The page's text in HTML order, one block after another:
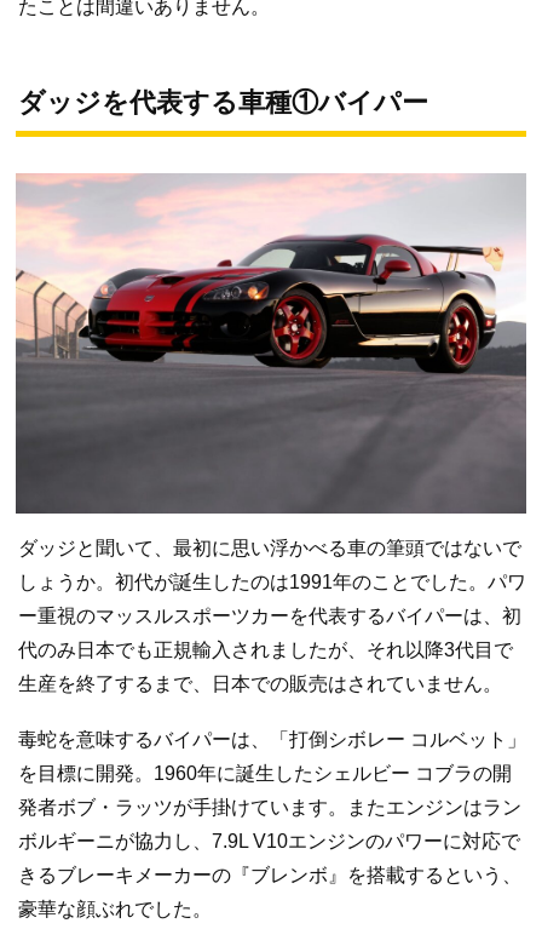
たことは間違いありません。
ダッジを代表する車種①バイパー
ダッジと聞いて、最初に思い浮かべる車の筆頭ではないで
しょうか。初代が誕生したのは1991年のことでした。パワ
ー重視のマッスルスポーツカーを代表するバイパーは、初
代のみ日本でも正規輸入されましたが、それ以降3代目で
生産を終了するまで、日本での販売はされていません。
毒蛇を意味するバイパーは、「打倒シボレー コルベット」
を目標に開発。1960年に誕生したシェルビー コブラの開
発者ボブ・ラッツが手掛けています。またエンジンはラン
ボルギーニが協力し、7.9L V10エンジンのパワーに対応で
きるブレーキメーカーの『ブレンボ』を搭載するという、
豪華な顔ぶれでした。